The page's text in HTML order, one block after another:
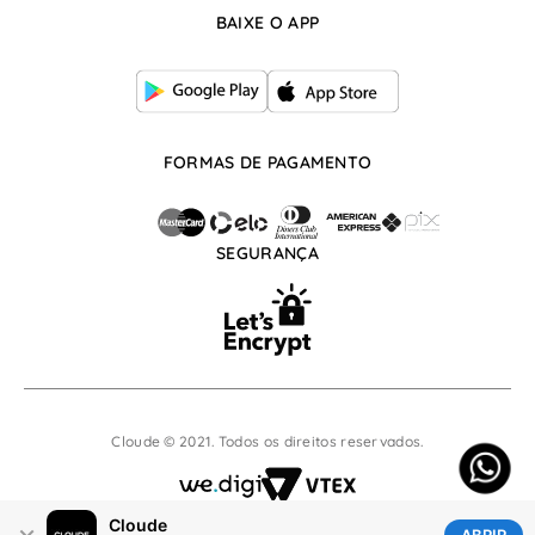
Cloude
Whatsapp: (17) 99666-8253
De segunda à sexta, das 07:30h às 17:30h
BAIXE O APP
FORMAS DE PAGAMENTO
SEGURANÇA
Cloude © 2021. Todos os direitos reservados.